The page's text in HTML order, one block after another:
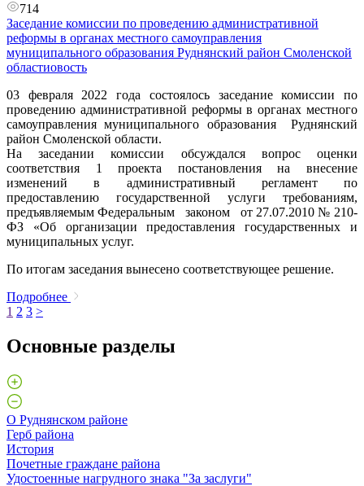
714
Заседание комиссии по проведению административной
реформы в органах местного самоуправления
муниципального образования Руднянский район Смоленской
областиовость
03 февраля 2022 года состоялось заседание комиссии по
проведению административной реформы в органах местного
самоуправления муниципального образования Руднянский
район Смоленской области.
На заседании комиссии обсуждался вопрос оценки
соответствия 1 проекта постановления на внесение
изменений в административный регламент по
предоставлению государственной услуги требованиям,
предъявляемым Федеральным законом от 27.07.2010 № 210-
ФЗ «Об организации предоставления государственных и
муниципальных услуг.
По итогам заседания вынесено соответствующее решение.
Подробнее
1 2 3 >
Основные разделы
О Руднянском районе
Герб района
История
Почетные граждане района
Удостоенные нагрудного знака "За заслуги"